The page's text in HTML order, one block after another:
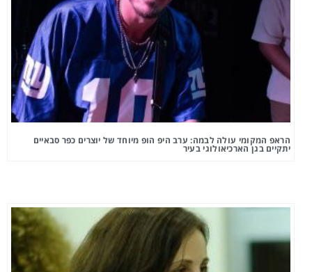
הראפ המקומי עולה לבמה: ערב היפ הופ מיוחד של יוצרים כפר סבאיים
יתקיים בגן הארכיאולוגי בעיר